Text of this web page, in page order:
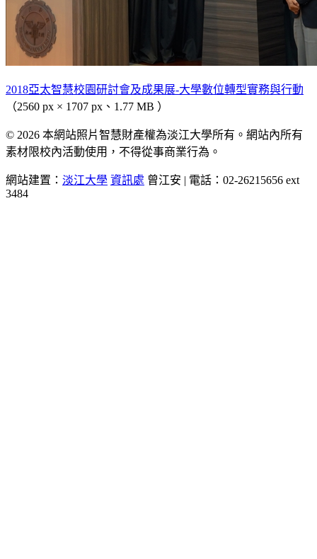
2018亞太智慧校園研討會及成果展-大學數位轉型實務與行動
（2560 px × 1707 px、1.77 MB ）
© 2026 本網站照片智慧財產權為淡江大學所有。網站內所有
素材限校內活動使用，不得從事商業行為。
網站建置： 淡江大學 資訊處 曾江安 | 電話：02-26215656 ext
3484